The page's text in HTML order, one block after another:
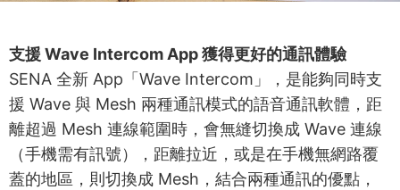
支援 Wave Intercom App 獲得更好的通訊體驗
SENA 全新 App「Wave Intercom」，是能夠同時支
援 Wave 與 Mesh 兩種通訊模式的語音通訊軟體，距
離超過 Mesh 連線範圍時，會無縫切換成 Wave 連線
（手機需有訊號），距離拉近，或是在手機無網路覆
蓋的地區，則切換成 Mesh，結合兩種通訊的優點，